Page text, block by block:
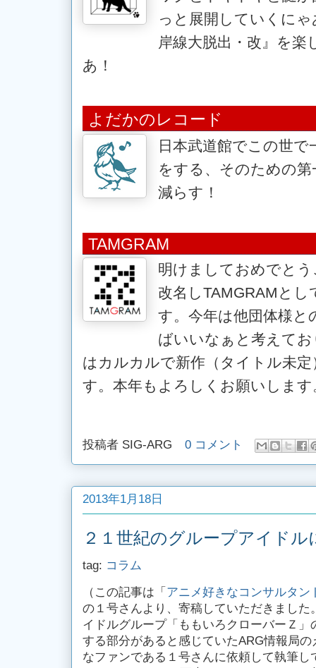
っと展開していくに
岸線大脱出・改』を
あ！
よだかのレコード
日本武道館でこの世
をする、そのための
減らす！
TAMGRAM
明けましておめでと
改名しTAMGRAMと
す。今年は他団体様と
ばいいなぁと考えて
はカルカルで新作（タイトル未
す。本年もよろしくお願いします
投稿者 SIG-ARG 0 コメント
2013年1月18日
２１世紀のグループアイドル
tag: コラム
（この記事は「 アニメ好きなコンサルタ
の１号さんより、寄稿していただきまし
イドルグループ「ももいろクローバーＺ
する部分があると感じていたARG情報局
なファンである１号さんに依頼して執筆